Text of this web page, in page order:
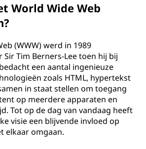
World Wide Web
(WWW) werd in 1989
Tim Berners-Lee toen hij bij
een aantal ingenieuze
zoals HTML, hypertekst
in staat stellen om toegang
op meerdere apparaten en
Tot op de dag van vandaag heeft
visie een blijvende invloed op
elkaar omgaan.